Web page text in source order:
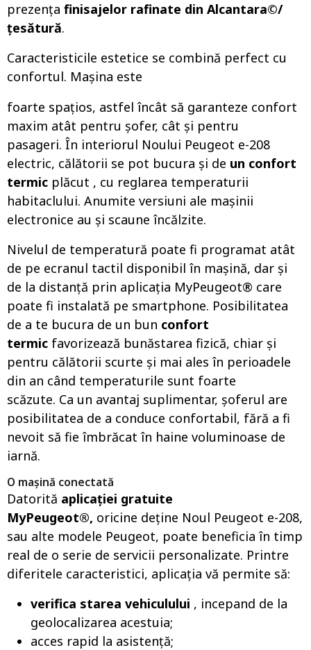
prezența finisajelor rafinate din Alcantara©/
țesătură.
Caracteristicile estetice se combină perfect cu
confortul. Mașina este
foarte spațios, astfel încât să garanteze confort
maxim atât pentru șofer, cât și pentru
pasageri. În interiorul Noului Peugeot e-208
electric, călătorii se pot bucura și de un confort
termic plăcut , cu reglarea temperaturii
habitaclului. Anumite versiuni ale mașinii
electronice au și scaune încălzite.
Nivelul de temperatură poate fi programat atât
de pe ecranul tactil disponibil în mașină, dar și
de la distanță prin aplicația MyPeugeot® care
poate fi instalată pe smartphone. Posibilitatea
de a te bucura de un bun confort
termic favorizează bunăstarea fizică, chiar și
pentru călătorii scurte și mai ales în perioadele
din an când temperaturile sunt foarte
scăzute. Ca un avantaj suplimentar, șoferul are
posibilitatea de a conduce confortabil, fără a fi
nevoit să fie îmbrăcat în haine voluminoase de
iarnă.
O mașină conectată
Datorită aplicației gratuite
MyPeugeot®, oricine deține Noul Peugeot e-208,
sau alte modele Peugeot, poate beneficia în timp
real de o serie de servicii personalizate. Printre
diferitele caracteristici, aplicația vă permite să:
verifica starea vehiculului , incepand de la
geolocalizarea acestuia;
acces rapid la asistență;